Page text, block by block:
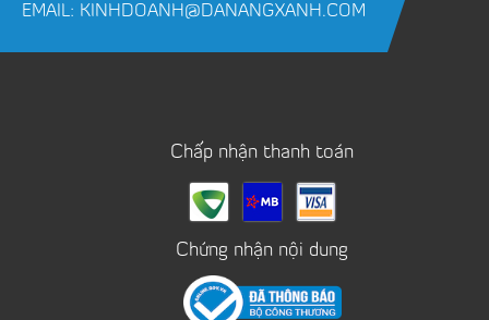
EMAIL: KINHDOANH@DANANGXANH.COM
Chấp nhận thanh toán
Chứng nhận nội dung